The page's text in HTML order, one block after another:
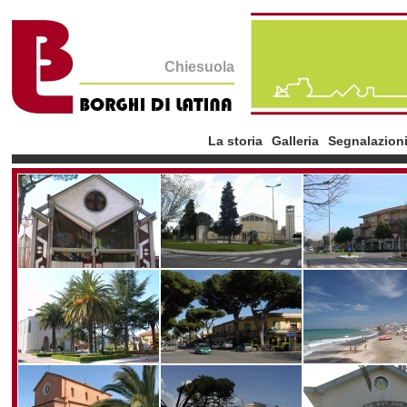
Chiesuola
La storia Galleria Segnalazioni
la storia